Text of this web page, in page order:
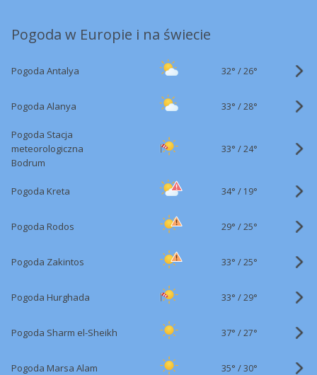
Pogoda w Europie i na świecie
Pogoda Antalya 32° /26°
Pogoda Alanya 33° /28°
Pogoda Stacja
meteorologiczna
Bodrum
33° /24°
Pogoda Kreta 34° / 19°
Pogoda Rodos 29° /25°
Pogoda Zakintos 33° /25°
Pogoda Hurghada 33° /29°
Pogoda Sharm el-Sheikh 37° /27°
Pogoda Marsa Alam 35° /30°